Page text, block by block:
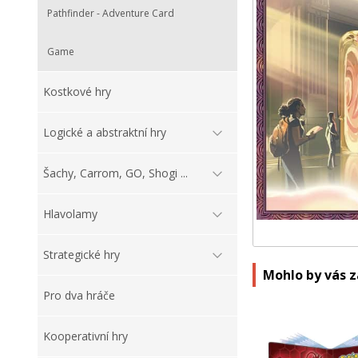
Pathfinder - Adventure Card
Game
Kostkové hry
Logické a abstraktní hry
Šachy, Carrom, GO, Shogi ...
Hlavolamy
Strategické hry
Pro dva hráče
Kooperativní hry
Mohlo by vás